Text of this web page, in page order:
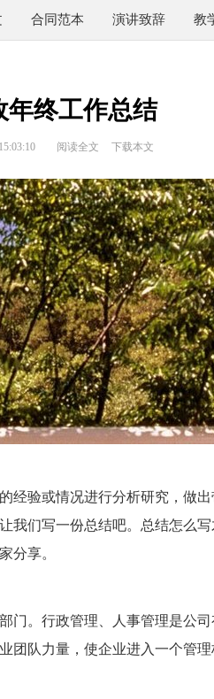
合同范本 演讲致辞 教
年终工作总结
阅读全文 下载本文
经验或情况进行分析研究，做
我们写一份总结吧。总结怎么
分享。
门。行政管理、人事管理是公
团队力量，使企业进入一个管